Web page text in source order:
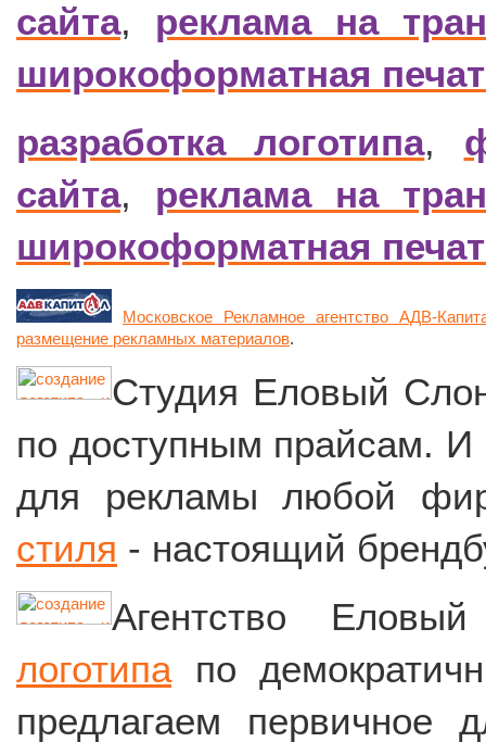
сайта, реклама на
широкоформатная
разработка логотипа,
сайта, реклама на
широкоформатная
Московское Рекламное агентство АДВ-
размещение рекламных материалов.
Студия Еловый
по доступным прайсам. И
для рекламы любой
стиля - настоящий
Агентство
логотипапо
предлагаем первичное